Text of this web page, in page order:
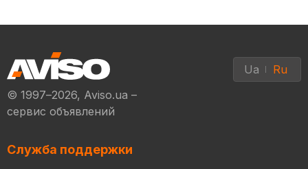
© 1997–2026, Aviso.ua –
сервис объявлений
Ua Ru
Служба поддержки